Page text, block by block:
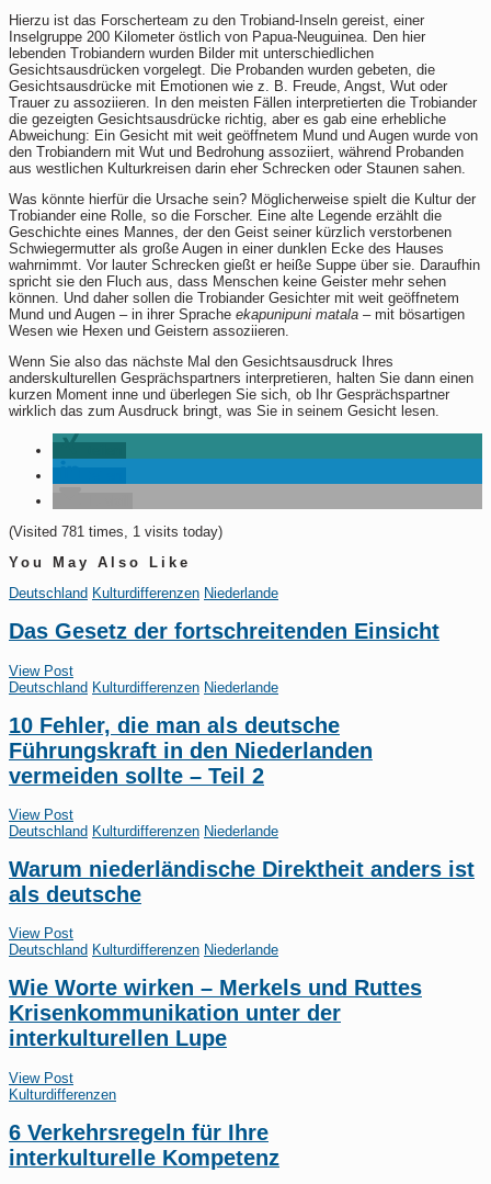
Hierzu ist das Forscherteam zu den Trobiand-Inseln gereist, einer
Inselgruppe 200 Kilometer östlich von Papua-Neuguinea. Den hier
lebenden Trobiandern wurden Bilder mit unterschiedlichen
Gesichtsausdrücken vorgelegt. Die Probanden wurden gebeten, die
Gesichtsausdrücke mit Emotionen wie z. B. Freude, Angst, Wut oder
Trauer zu assoziieren. In den meisten Fällen interpretierten die Trobiander
die gezeigten Gesichtsausdrücke richtig, aber es gab eine erhebliche
Abweichung: Ein Gesicht mit weit geöffnetem Mund und Augen wurde von
den Trobiandern mit Wut und Bedrohung assoziiert, während Probanden
aus westlichen Kulturkreisen darin eher Schrecken oder Staunen sahen.
Was könnte hierfür die Ursache sein? Möglicherweise spielt die Kultur der
Trobiander eine Rolle, so die Forscher. Eine alte Legende erzählt die
Geschichte eines Mannes, der den Geist seiner kürzlich verstorbenen
Schwiegermutter als große Augen in einer dunklen Ecke des Hauses
wahrnimmt. Vor lauter Schrecken gießt er heiße Suppe über sie. Daraufhin
spricht sie den Fluch aus, dass Menschen keine Geister mehr sehen
können. Und daher sollen die Trobiander Gesichter mit weit geöffnetem
Mund und Augen – in ihrer Sprache ekapunipuni matala – mit bösartigen
Wesen wie Hexen und Geistern assoziieren.
Wenn Sie also das nächste Mal den Gesichtsausdruck Ihres
anderskulturellen Gesprächspartners interpretieren, halten Sie dann einen
kurzen Moment inne und überlegen Sie sich, ob Ihr Gesprächspartner
wirklich das zum Ausdruck bringt, was Sie in seinem Gesicht lesen.
(Visited 781 times, 1 visits today)
You May Also Like
Deutschland Kulturdifferenzen Niederlande
Das Gesetz der fortschreitenden Einsicht
View Post
Deutschland Kulturdifferenzen Niederlande
10 Fehler, die man als deutsche
Führungskraft in den Niederlanden
vermeiden sollte – Teil 2
View Post
Deutschland Kulturdifferenzen Niederlande
Warum niederländische Direktheit anders ist
als deutsche
View Post
Deutschland Kulturdifferenzen Niederlande
Wie Worte wirken – Merkels und Ruttes
Krisenkommunikation unter der
interkulturellen Lupe
View Post
Kulturdifferenzen
6 Verkehrsregeln für Ihre
interkulturelle Kompetenz